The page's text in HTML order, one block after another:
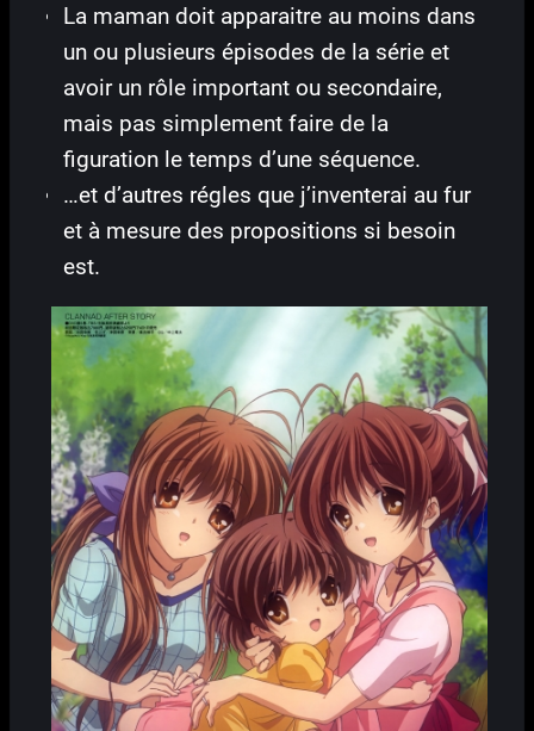
La maman doit apparaitre au moins dans
un ou plusieurs épisodes de la série et
avoir un rôle important ou secondaire,
mais pas simplement faire de la
figuration le temps d’une séquence.
…et d’autres régles que j’inventerai au fur
et à mesure des propositions si besoin
est.